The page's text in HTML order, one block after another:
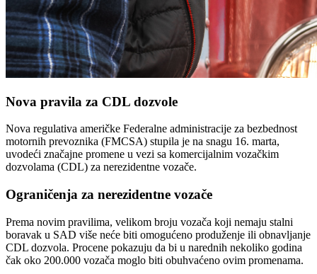
Nova pravila za CDL dozvole
Nova regulativa američke Federalne administracije za bezbednost
motornih prevoznika (FMCSA) stupila je na snagu 16. marta,
uvodeći značajne promene u vezi sa komercijalnim vozačkim
dozvolama (CDL) za nerezidentne vozače.
Ograničenja za nerezidentne vozače
Prema novim pravilima, velikom broju vozača koji nemaju stalni
boravak u SAD više neće biti omogućeno produženje ili obnavljanje
CDL dozvola. Procene pokazuju da bi u narednih nekoliko godina
čak oko 200.000 vozača moglo biti obuhvaćeno ovim promenama.